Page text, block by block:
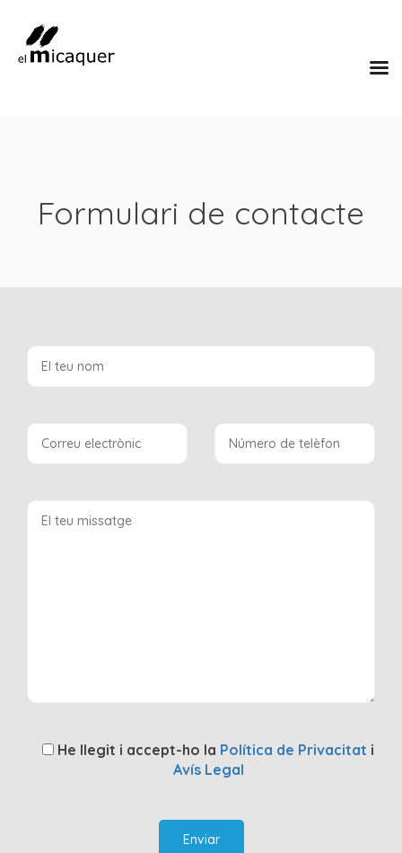
Formulari de contacte
He llegit i accept-ho la Política de Privacitat i
Avís Legal
Enviar